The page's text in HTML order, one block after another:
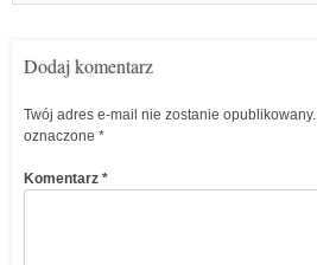
Dodaj komentarz
Twój adres e-mail nie zostanie opublikowany.
oznaczone *
Komentarz *